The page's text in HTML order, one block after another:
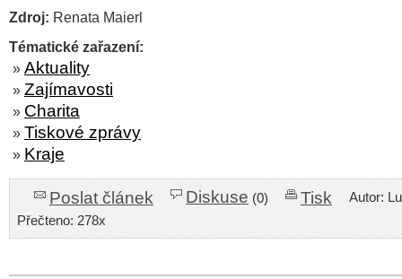
Zdroj: Renata Maierl
Tématické zařazení:
» Aktuality
» Zajímavosti
» Charita
» Tiskové zprávy
» Kraje
Poslat článek Diskuse (0) Tisk
Autor:
Přečteno: 278x